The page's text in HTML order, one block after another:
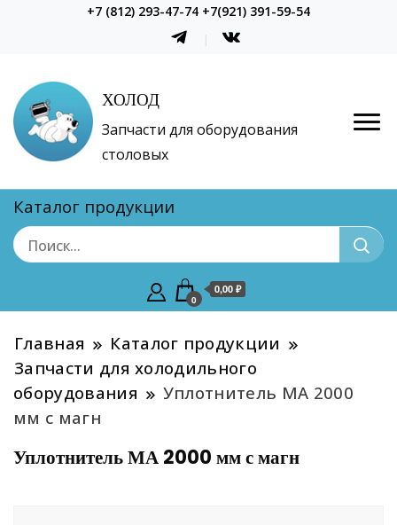
+7 (812) 293-47-74 +7(921) 391-59-54
ХОЛОД
Запчасти для оборудования
столовых
Каталог продукции
0
0,00 ₽
Главная
Каталог продукции
Запчасти для холодильного
оборудования
Уплотнитель МА 2000
мм с магн
Уплотнитель МА 2000 мм с магн